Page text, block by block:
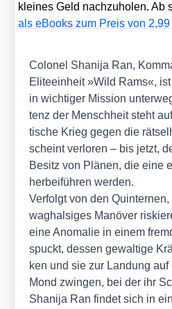
klei­nes Geld nach­zu­ho­len. Ab
als eBooks zum Preis von
Colo­nel Shani­ja Ran,
Eli­te­ein­heit »Wild Rams«,
in wich­ti­ger Mis­si­on
tenz der Mensch­heit steht
ti­sche Krieg gegen die
scheint ver­lo­ren – bis jetzt,
Besitz von Plä­nen, die eine
her­bei­füh­ren wer­den.
Ver­folgt von den
wag­hal­si­ges Manö­ver
eine Anoma­lie in einem
spuckt, des­sen gewal­ti­ge
ken und sie zur Lan­dung
Mond zwin­gen, bei der ihr
Shani­ja Ran fin­det sich in